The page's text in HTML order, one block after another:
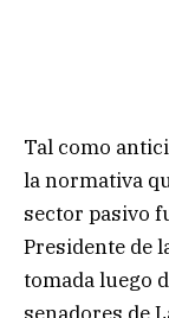
Tal como
la normativa
sector pasivo
Presidente de
tomada luego